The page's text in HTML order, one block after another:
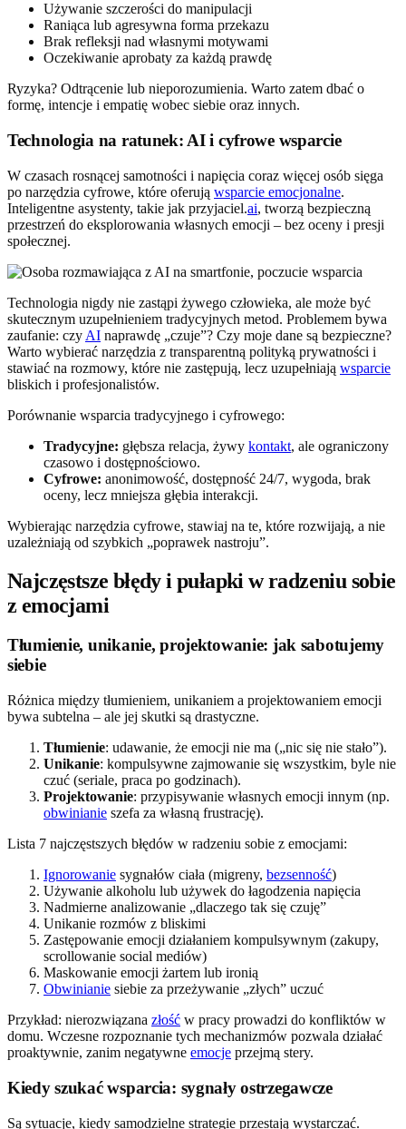
Używanie szczerości do manipulacji
Raniąca lub agresywna forma przekazu
Brak refleksji nad własnymi motywami
Oczekiwanie aprobaty za każdą prawdę
Ryzyka? Odtrącenie lub nieporozumienia. Warto zatem dbać o
formę, intencje i empatię wobec siebie oraz innych.
Technologia na ratunek: AI i cyfrowe wsparcie
W czasach rosnącej samotności i napięcia coraz więcej osób sięga
po narzędzia cyfrowe, które oferują wsparcie emocjonalne.
Inteligentne asystenty, takie jak przyjaciel.ai, tworzą bezpieczną
przestrzeń do eksplorowania własnych emocji – bez oceny i presji
społecznej.
Technologia nigdy nie zastąpi żywego człowieka, ale może być
skutecznym uzupełnieniem tradycyjnych metod. Problemem bywa
zaufanie: czy AI naprawdę „czuje”? Czy moje dane są bezpieczne?
Warto wybierać narzędzia z transparentną polityką prywatności i
stawiać na rozmowy, które nie zastępują, lecz uzupełniają wsparcie
bliskich i profesjonalistów.
Porównanie wsparcia tradycyjnego i cyfrowego:
Tradycyjne: głębsza relacja, żywy kontakt, ale ograniczony
czasowo i dostępnościowo.
Cyfrowe: anonimowość, dostępność 24/7, wygoda, brak
oceny, lecz mniejsza głębia interakcji.
Wybierając narzędzia cyfrowe, stawiaj na te, które rozwijają, a nie
uzależniają od szybkich „poprawek nastroju”.
Najczęstsze błędy i pułapki w radzeniu sobie
z emocjami
Tłumienie, unikanie, projektowanie: jak sabotujemy
siebie
Różnica między tłumieniem, unikaniem a projektowaniem emocji
bywa subtelna – ale jej skutki są drastyczne.
Tłumienie: udawanie, że emocji nie ma („nic się nie stało”).
Unikanie: kompulsywne zajmowanie się wszystkim, byle nie
czuć (seriale, praca po godzinach).
Projektowanie: przypisywanie własnych emocji innym (np.
obwinianie szefa za własną frustrację).
Lista 7 najczęstszych błędów w radzeniu sobie z emocjami:
Ignorowanie sygnałów ciała (migreny, bezsenność)
Używanie alkoholu lub używek do łagodzenia napięcia
Nadmierne analizowanie „dlaczego tak się czuję”
Unikanie rozmów z bliskimi
Zastępowanie emocji działaniem kompulsywnym (zakupy,
scrollowanie social mediów)
Maskowanie emocji żartem lub ironią
Obwinianie siebie za przeżywanie „złych” uczuć
Przykład: nierozwiązana złość w pracy prowadzi do konfliktów w
domu. Wczesne rozpoznanie tych mechanizmów pozwala działać
proaktywnie, zanim negatywne emocje przejmą stery.
Kiedy szukać wsparcia: sygnały ostrzegawcze
Są sytuacje, kiedy samodzielne strategie przestają wystarczać.